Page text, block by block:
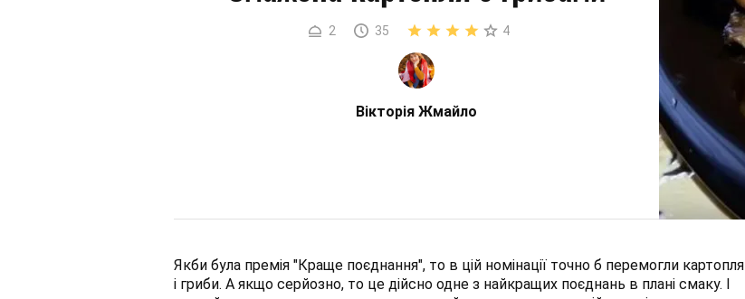
2 35 4
Вікторія Жмайло
Якби була премія "Краще поєднання", то в цій номінації точно б перемогли картопля
і гриби. А якщо серйозно, то це дійсно одне з найкращих поєднань в плані смаку. І